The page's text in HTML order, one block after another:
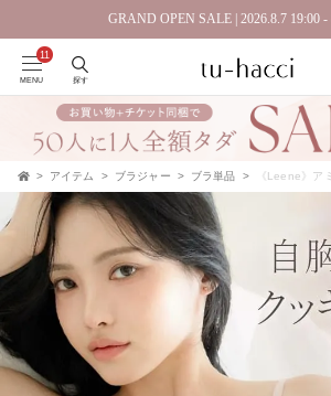
GRAND OPEN SALE | 2026.8.7 19:00 -
会員登録で今すぐ使えるポイントプレ
MENU 探す
アイテム ブラジャー ブラ単品 《Leene》ア